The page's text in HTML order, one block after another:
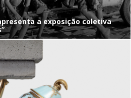
a exposição coletiva